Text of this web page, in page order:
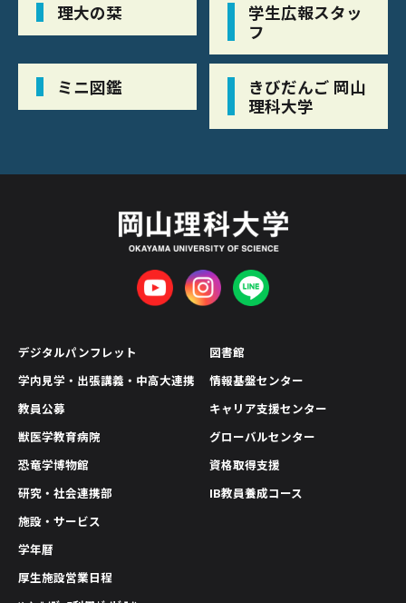
理大の栞
学生広報スタッ
フ
ミニ図鑑
きびだんご 岡山
理科大学
デジタルパンフレット
学内見学・出張講義・中高大連携
教員公募
獣医学教育病院
恐竜学博物館
研究・社会連携部
図書館
情報基盤センター
キャリア支援センター
グローバルセンター
資格取得支援
IB教員養成コース
施設・サービス
学年暦
厚生施設営業日程